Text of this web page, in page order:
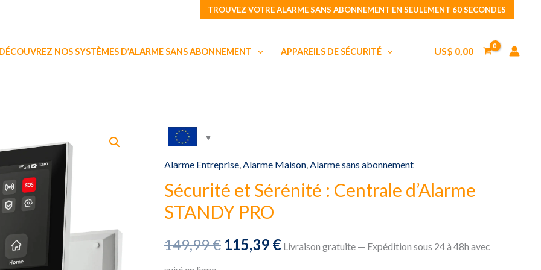
TROUVEZ VOTRE ALARME SANS ABONNEMENT EN SEULEMENT 60 SECONDES
DÉCOUVREZ NOS SYSTÈMES D’ALARME SANS ABONNEMENT APPAREILS DE SÉCURITÉ US$ 0,00
Alarme Entreprise,Alarme Maison,Alarme sans abonnement
Sécurité et Sérénité : Centrale d’Alarme
STANDY PRO
149,99€ Le
115,39 €Le
Livraison gratuite — Expédition sous 24 à 48h avec
initial
149,99 €.
actuel
115,39 €.
Sécurité
Sérénité